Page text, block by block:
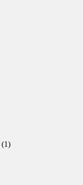
(1)